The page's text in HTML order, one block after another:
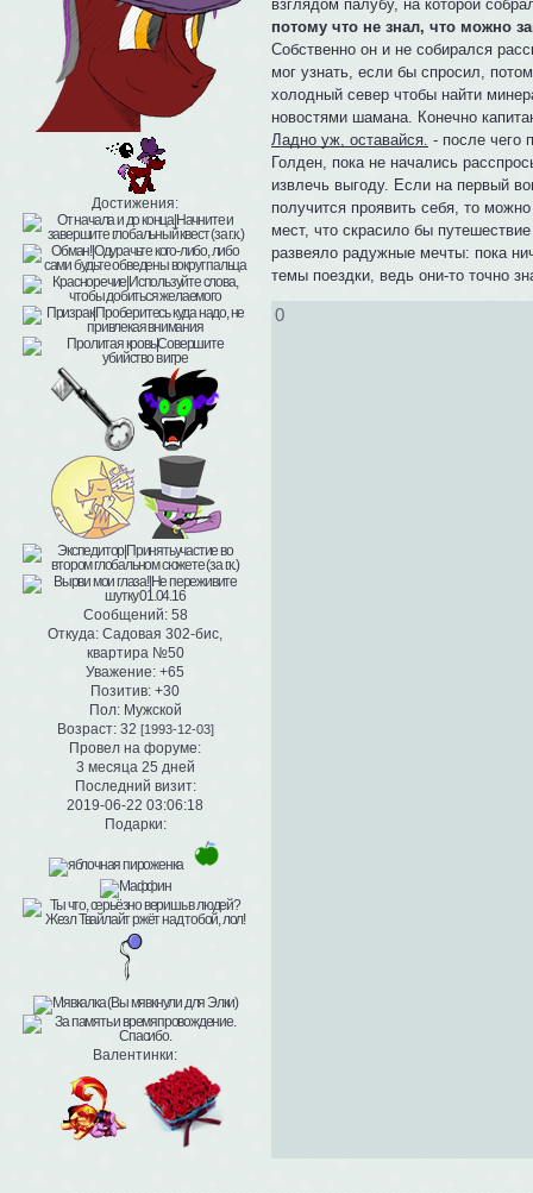
Достижения:
Сообщений: 58
Откуда: Садовая 302-бис,
квартира №50
Уважение: +65
Позитив: +30
Пол: Мужской
Возраст: 32 [1993-12-03]
Провел на форуме:
3 месяца 25 дней
Последний визит:
2019-06-22 03:06:18
Подарки:
Валентинки:
взглядом палубу, на которой
потому что не знал, что можно
Собственно он и не собирался
мог узнать, если бы спросил,
холодный север чтобы найти
новостями шамана. Конечно
Ладно уж, оставайся. - после чего
Голден, пока не начались
извлечь выгоду. Если на первый
получится проявить себя, то
мест, что скрасило бы
развеяло радужные мечты: пока
темы поездки, ведь они-то точно
0